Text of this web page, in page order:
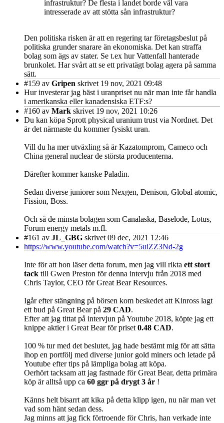
infrastruktur? De flesta i landet borde väl vara
intresserade av att stötta sån infrastruktur?
Den politiska risken är att en regering tar företagsbeslut på
politiska grunder snarare än ekonomiska. Det kan straffa
bolag som ägs av stater. Se t.ex hur Vattenfall hanterade
brunkolet. Har svårt att se ett privatägt bolag agera på samma
sätt.
#159 av Gripen skrivet 19 nov, 2021 09:48
Hur investerar jag bäst i uranpriset nu när man inte får handla
i amerikanska eller kanadensiska ETF:s?
#160 av Mark skrivet 19 nov, 2021 10:26
Du kan köpa Sprott physical uranium trust via Nordnet. Det
är det närmaste du kommer fysiskt uran.
Vill du ha mer utväxling så är Kazatomprom, Cameco och
China general nuclear de största producenterna.
Därefter kommer kanske Paladin.
Sedan diverse juniorer som Nexgen, Denison, Global atomic,
Fission, Boss.
Och så de minsta bolagen som Canalaska, Baselode, Lotus,
Forum energy metals m.fl.
#161 av JL_GBG skrivet 09 dec, 2021 12:46
https://www.youtube.com/watch?v=5uiZZ3Nd-2g
Inte för att hon läser detta forum, men jag vill rikta ett stort
tack till Gwen Preston för denna intervju från 2018 med
Chris Taylor, CEO för Great Bear Resources.
Igår efter stängning på börsen kom beskedet att Kinross lagt
ett bud på Great Bear på 29 CAD.
Efter att jag tittat på intervjun på Youtube 2018, köpte jag ett
knippe aktier i Great Bear för priset 0.48 CAD.
100 % tur med det beslutet, jag hade bestämt mig för att sätta
ihop en portfölj med diverse junior gold miners och letade på
Youtube efter tips på lämpliga bolag att köpa.
Oerhört tacksam att jag fastnade för Great Bear, detta primära
köp är alltså upp ca 60 ggr på drygt 3 år !
Känns helt bisarrt att kika på detta klipp igen, nu när man vet
vad som hänt sedan dess.
Jag minns att jag fick förtroende för Chris, han verkade inte